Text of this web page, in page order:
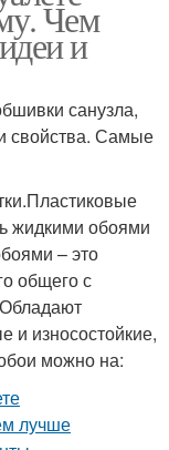
Чем
и
санузла,
свойства. Самые
жидкими обоями
– это
общего с
и износостойкие,
можно на: